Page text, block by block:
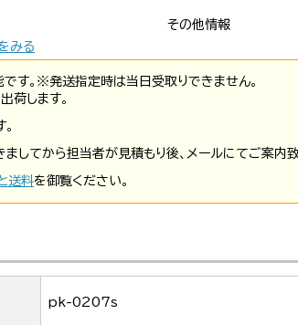
その他情報
みる
す。※発送指定時は当日受取りできません。
荷します。
してから担当者が見積もり後、メールにてご案内致
送料を御覧ください。
pk-0207s